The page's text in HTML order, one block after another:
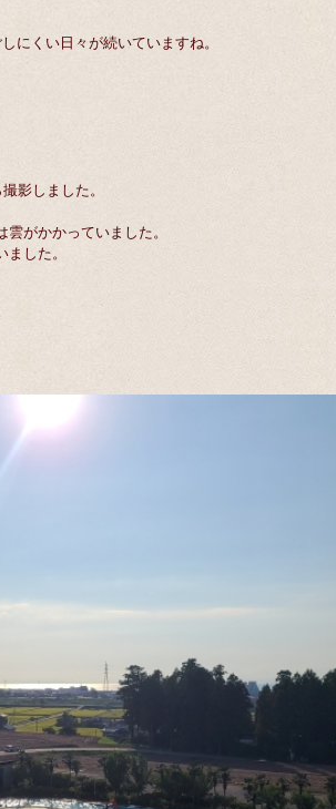
にくい日々が続いていますね。
影しました。
がかかっていました。
した。